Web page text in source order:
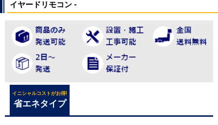
イヤードリモコン -
イニシャルコストがお得!
省エネタイプ